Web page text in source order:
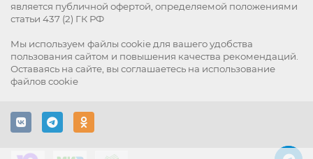
является публичной офертой, определяемой положениями
статьи 437 (2) ГК РФ
Мы используем файлы cookie для вашего удобства
пользования сайтом и повышения качества рекомендаций.
Оставаясь на сайте, вы соглашаетесь на использование
файлов cookie